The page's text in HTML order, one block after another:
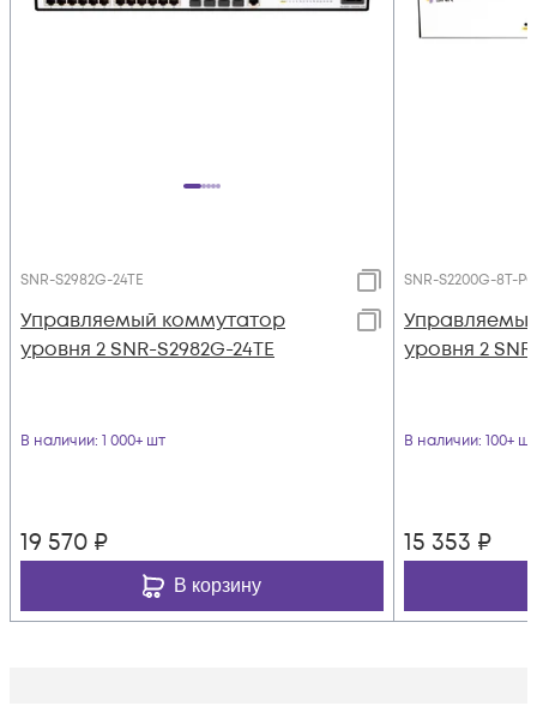
SNR-S2982G-24TE
Управляемый коммутатор
уровня 2 SNR-S2982G-24TE
В наличии: 1 000+ шт
19 570 ₽
В корзину
SNR-S2200G-8T-
уровня 2
В наличии: 100+ шт
15 353 ₽